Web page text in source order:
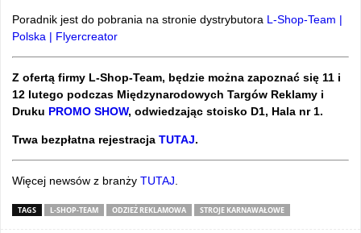
Poradnik jest do pobrania na stronie dystrybutora L-Shop-Team |
Polska | Flyercreator
Z ofertą firmy L-Shop-Team, będzie można zapoznać się 11 i
12 lutego podczas Międzynarodowych Targów Reklamy i
Druku PROMO SHOW, odwiedzając stoisko D1, Hala nr 1.
Trwa bezpłatna rejestracja TUTAJ.
Więcej newsów z branży TUTAJ.
TAGS L-SHOP-TEAM ODZIEŻ REKLAMOWA STROJE KARNAWAŁOWE